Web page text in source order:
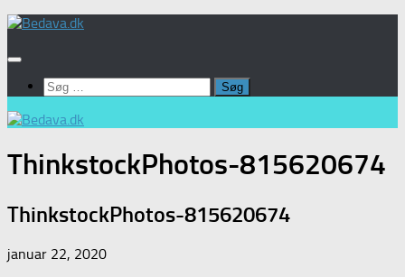
Skip
content
Søg
efter:
ThinkstockPhotos-815620674
ThinkstockPhotos-815620674
januar 22, 2020